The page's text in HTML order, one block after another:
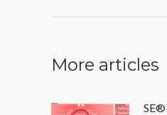
More articles